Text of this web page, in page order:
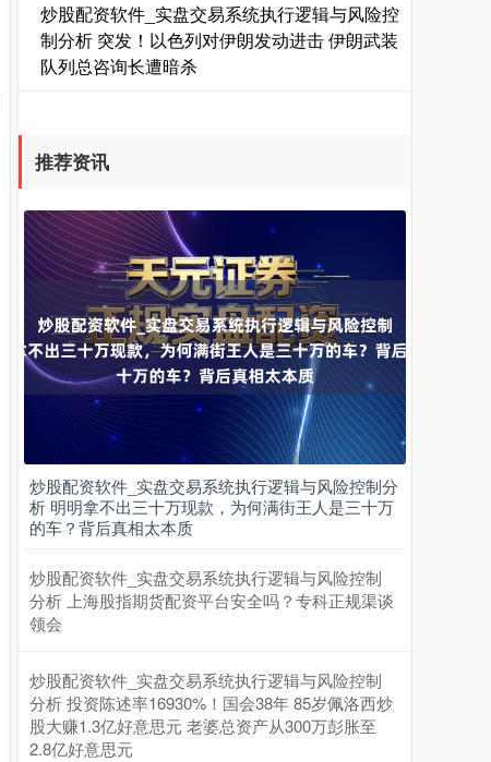
期指IC0 7864.60
上证综指 3932.12 +31.77 +0.81%
深证成指 14280.34
炒股配资软件_实盘交易系统执行逻辑与风险控
制分析 突发！以色列对伊朗发动进击 伊朗武装
队列总咨询长遭暗杀
推荐资讯
炒股配资软件_实盘交易系统执行逻辑与风险控制分
析 明明拿不出三十万现款，为何满街王人是三十万
的车？背后真相太本质
炒股配资软件_实盘交易系统执行逻辑与风险控制
分析 上海股指期货配资平台安全吗？专科正规渠谈
领会
炒股配资软件_实盘交易系统执行逻辑与风险控制
分析 投资陈述率16930%！国会38年 85岁佩洛西炒
股大赚1.3亿好意思元 老婆总资产从300万彭胀至
2.8亿好意思元